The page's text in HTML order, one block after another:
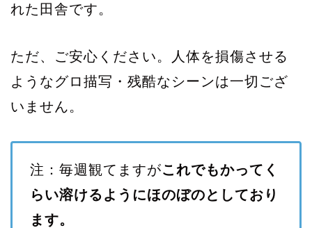
れた田舎です。
ただ、ご安心ください。人体を損傷させる
ようなグロ描写・残酷なシーンは一切ござ
いません。
注：毎週観てますがこれでもかってく
らい溶けるようにほのぼのとしており
ます。